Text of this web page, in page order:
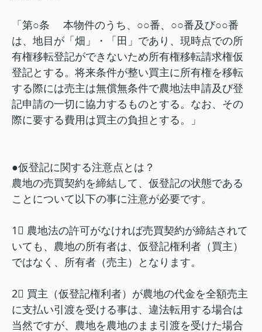
「第○条 本物件のうち、○○番、○○番及び○○番
は、地目が「畑」・「田」であり、現時点での所
有権移転登記ができないため所有権移転請求権仮
登記とする。将来条件が整い買主に所有権を移転
する際には売主は無償無条件で農地法申請及び登
記申請の一切に協力するものとする。なお、その
際に要する費用は買主の負担とする。」
●仮登記に関する注意点とは？
農地の売買契約を締結して、仮登記の状態である
ことについて以下の事に注意が必要です。
1⃣ 農地法の許可がなければ売買契約が締結されて
いても、農地の所有者は、仮登記権利者（買主）
ではなく、所有者（売主）となります。
2⃣ 買主（仮登記権利者）が農地の代金を全額売主
に支払い引渡を受ける事は、違法転用する場合は
当然ですが、農地を農地のまま引渡を受けた場合